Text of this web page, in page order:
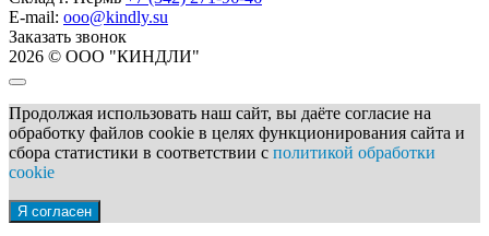
E-mail: ooo@kindly.su
Заказать звонок
2026 © ООО "КИНДЛИ"
Продолжая использовать наш сайт, вы даёте согласие на
обработку файлов cookie в целях функционирования сайта и
сбора статистики в соответствии с политикой обработки
cookie
Я согласен